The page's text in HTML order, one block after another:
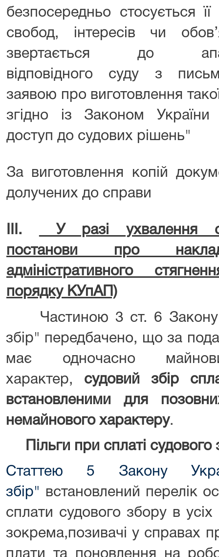
безпосередньо стосується
свобод, інтересів чи
звертається до
відповідного суду з
заявою про виготовлення такої
згідно із Законом
доступ до судових рішень"
За виготовлення копій
долучених до справи
ІІІ.
У разі ухвалення
постанови про
адміністративного
порядку КУпАП)
Частиною 3 ст. 6 Закону
збір" передбачено, що за
має одночасно
характер, судовий збір
встановленими для
немайнового характеру.
Пільги при сплаті судового
Статтею 5 Закону
збір" встановлений перелік
сплати судового збору в усіх
зокрема,позивачі у справах
плати та поновлення на